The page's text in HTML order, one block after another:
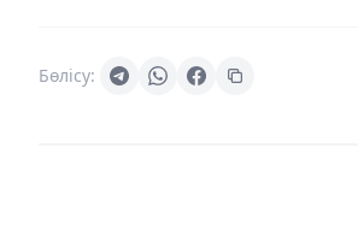
Бөлісу: